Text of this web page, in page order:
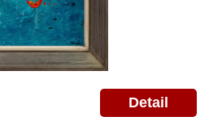
Detail